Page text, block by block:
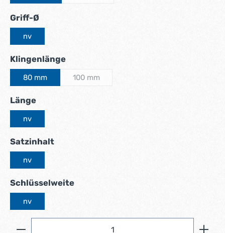
Griff-Ø
nv
Klingenlängeauswählen
80 mm 100 mm
Längeauswählen
nv
Satzinhaltauswählen
nv
Schlüsselweiteauswählen
nv
Produkt Anzahl: Gib den gewünschten Wert ein